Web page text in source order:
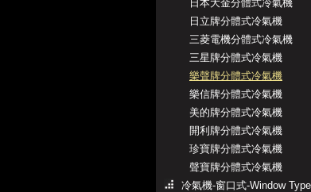
日本大金分體式冷氣機
日立牌分體式冷氣機
三菱電機分體式冷氣機
三星牌分體式冷氣機
樂聲牌分體式冷氣機
樂信牌分體式冷氣機
美的牌分體式冷氣機
開利牌分體式冷氣機
珍寶牌分體式冷氣機
聲寶牌分體式冷氣機
冷氣機-窗口式-Window Type